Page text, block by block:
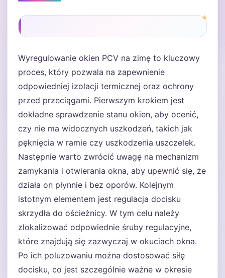
Wyregulowanie okien PCV na zimę to kluczowy
proces, który pozwala na zapewnienie
odpowiedniej izolacji termicznej oraz ochrony
przed przeciągami. Pierwszym krokiem jest
dokładne sprawdzenie stanu okien, aby ocenić,
czy nie ma widocznych uszkodzeń, takich jak
pęknięcia w ramie czy uszkodzenia uszczelek.
Następnie warto zwrócić uwagę na mechanizm
zamykania i otwierania okna, aby upewnić się, że
działa on płynnie i bez oporów. Kolejnym
istotnym elementem jest regulacja docisku
skrzydła do ościeżnicy. W tym celu należy
zlokalizować odpowiednie śruby regulacyjne,
które znajdują się zazwyczaj w okuciach okna.
Po ich poluzowaniu można dostosować siłę
docisku, co jest szczególnie ważne w okresie